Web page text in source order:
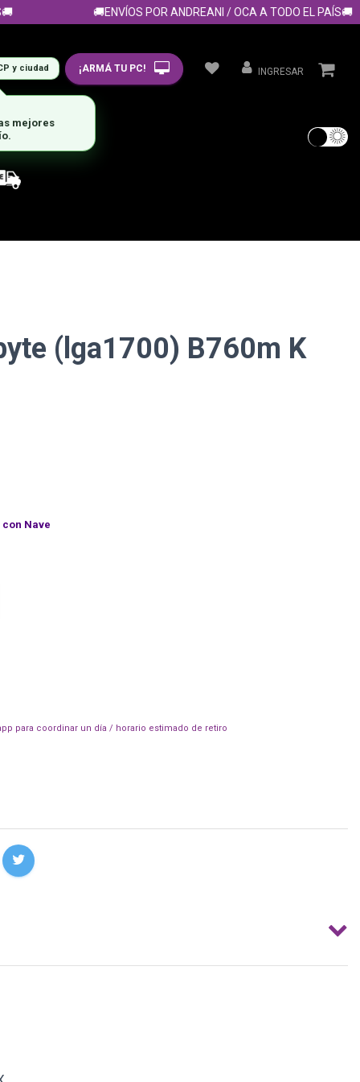
🚚ENVÍOS POR ANDREANI / OCA A TODO EL PAÍS🚚
y ciudad ¡ARMÁ TU PC! INGRESAR
(lga1700) B760m K
con Nave
para coordinar un día / horario estimado de retiro